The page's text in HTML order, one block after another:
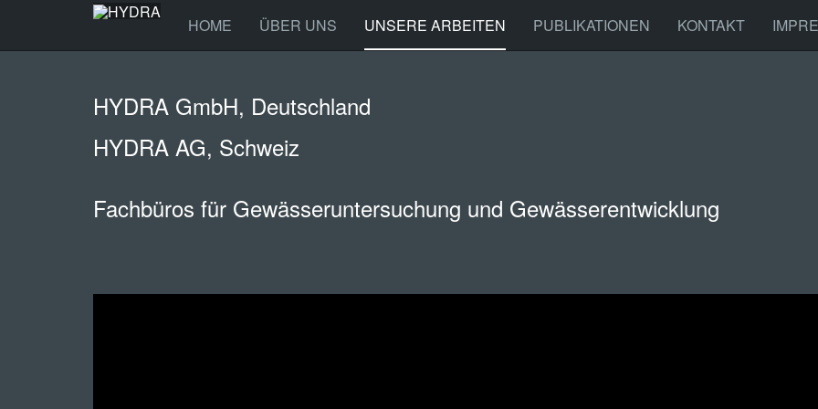
HOME ÜBER UNS UNSERE ARBEITEN PUBLIKATIONEN KONTAKT
HYDRA GmbH, Deutschland
HYDRA AG, Schweiz
Fachbüros für Gewässeruntersuchung und Gewässerentwicklung